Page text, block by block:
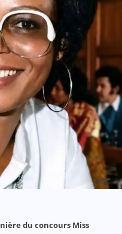
du concours Miss